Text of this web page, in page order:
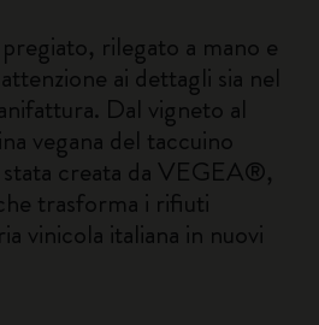
rilegato a mano e
ai dettagli sia nel
Dal vigneto al
vegana del taccuino
creata da VEGEA®,
trasforma i rifiuti
vinicola italiana in nuovi